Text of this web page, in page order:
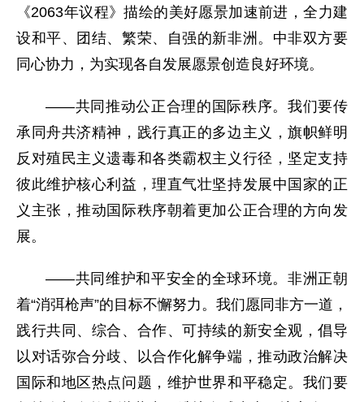
《2063年议程》描绘的美好愿景加速前进，全力建
设和平、团结、繁荣、自强的新非洲。中非双方要
同心协力，为实现各自发展愿景创造良好环境。
——共同推动公正合理的国际秩序。我们要传
承同舟共济精神，践行真正的多边主义，旗帜鲜明
反对殖民主义遗毒和各类霸权主义行径，坚定支持
彼此维护核心利益，理直气壮坚持发展中国家的正
义主张，推动国际秩序朝着更加公正合理的方向发
展。
——共同维护和平安全的全球环境。非洲正朝
着“消弭枪声”的目标不懈努力。我们愿同非方一道，
践行共同、综合、合作、可持续的新安全观，倡导
以对话弥合分歧、以合作化解争端，推动政治解决
国际和地区热点问题，维护世界和平稳定。我们要